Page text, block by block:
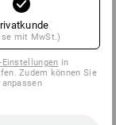
mit MwSt.)
Einstellungen in
Zudem können Sie